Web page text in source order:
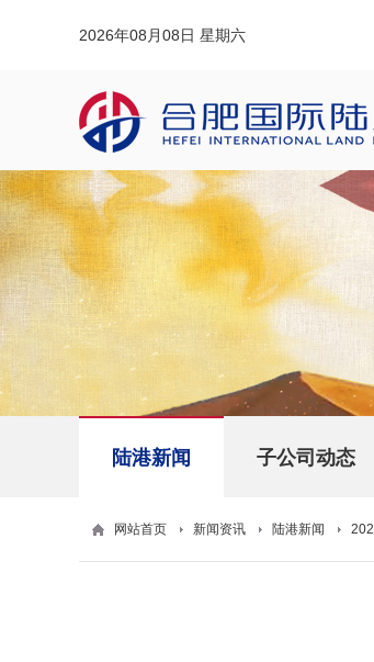
2026年08月08日 星期六
陆港新闻 子公司动态
网站首页 新闻资讯 陆港新闻